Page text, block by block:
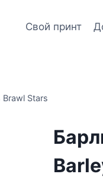
Свой принт
Brawl Stars